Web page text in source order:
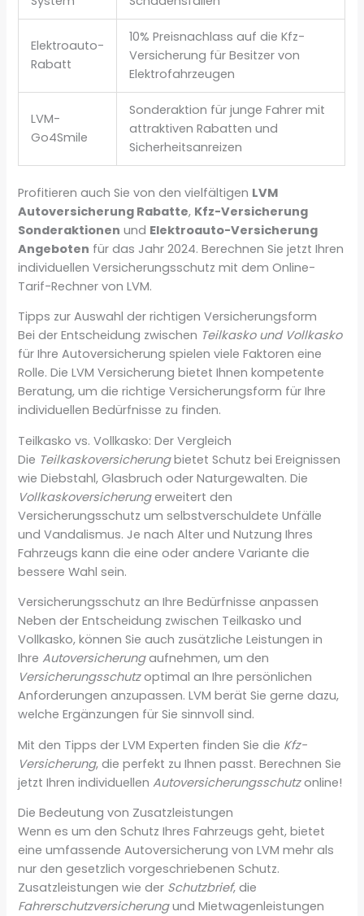
Elektroauto-
Rabatt
10% Preisnachlass auf die Kfz-
Versicherung für Besitzer von
Elektrofahrzeugen
LVM-
Go4Smile
Sonderaktion für junge Fahrer mit
attraktiven Rabatten und
Sicherheitsanreizen
Profitieren auch Sie von den vielfältigen LVM
Autoversicherung Rabatte, Kfz-Versicherung
Sonderaktionen und Elektroauto-Versicherung
Angeboten für das Jahr 2024. Berechnen Sie jetzt Ihren
individuellen Versicherungsschutz mit dem Online-
Tarif-Rechner von LVM.
Tipps zur Auswahl der richtigen Versicherungsform
Bei der Entscheidung zwischen Teilkasko und Vollkasko
für Ihre Autoversicherung spielen viele Faktoren eine
Rolle. Die LVM Versicherung bietet Ihnen kompetente
Beratung, um die richtige Versicherungsform für Ihre
individuellen Bedürfnisse zu finden.
Teilkasko vs. Vollkasko: Der Vergleich
Die Teilkaskoversicherungbietet Schutz bei Ereignissen
wie Diebstahl, Glasbruch oder Naturgewalten. Die
Vollkaskoversicherungerweitert den
Versicherungsschutz um selbstverschuldete Unfälle
und Vandalismus. Je nach Alter und Nutzung Ihres
Fahrzeugs kann die eine oder andere Variante die
bessere Wahl sein.
Versicherungsschutz an Ihre Bedürfnisse anpassen
Neben der Entscheidung zwischen Teilkasko und
Vollkasko, können Sie auch zusätzliche Leistungen in
IhreAutoversicherungaufnehmen, um den
Versicherungsschutzoptimal an Ihre persönlichen
Anforderungen anzupassen. LVM berät Sie gerne dazu,
welche Ergänzungen für Sie sinnvoll sind.
Mit den Tipps der LVM Experten finden Sie die Kfz-
Versicherung, die perfekt zu Ihnen passt. Berechnen Sie
jetzt Ihren individuellenAutoversicherungsschutzonline!
Die Bedeutung von Zusatzleistungen
Wenn es um den Schutz Ihres Fahrzeugs geht, bietet
eine umfassende Autoversicherung von LVM mehr als
nur den gesetzlich vorgeschriebenen Schutz.
Zusatzleistungen wie der Schutzbrief, die
Fahrerschutzversicherungund Mietwagenleistungen